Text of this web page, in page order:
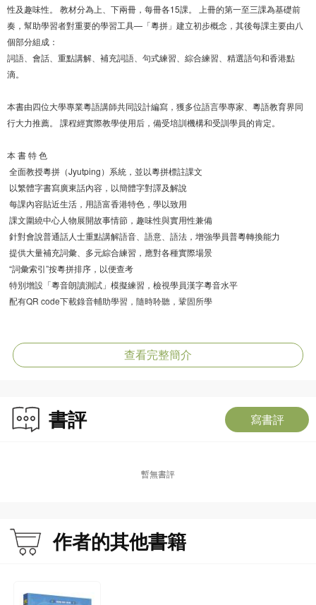
性及趣味性。 教材分為上、下兩冊，每冊各15課。 上冊的第一至三課為基礎前
奏，幫助學習者對重要的學習工具—「粵拼」建立初步概念，其後每課主要由八
個部分組成：
詞語、會話、重點講解、補充詞語、句式練習、綜合練習、精選語句和香港點
滴。
本書由四位大學專業粵語講師共同設計編寫，獲多位語言學專家、粵語教育界同
行大力推薦。 課程經實際教學使用后，備受培訓機構和受訓學員的肯定。
本 書 特 色
全面教授粵拼（Jyutping）系統，並以粵拼標註課文
以繁體字書寫廣東話內容，以簡體字對譯及解說
每課內容貼近生活，用語富香港特色，學以致用
課文圍繞中心人物展開故事情節，趣味性與實用性兼備
針對會說普通話人士重點講解語音、語意、語法，增強學員普粵轉換能力
提供大量補充詞彙、多元綜合練習，應對各種實際場景
“詞彙索引”按粵拼排序，以便查考
特別增設「粵音朗讀測試」模擬練習，檢視學員漢字粵音水平
配有QR code下載錄音輔助學習，隨時聆聽，鞏固所學
查看完整簡介
書評 寫書評
暫無書評
作者的其他書籍